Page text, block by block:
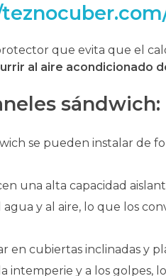
que evita que el
al aire acondicionado
sándwich:
se pueden instalar de
una alta capacidad
agua y al aire, lo que los
en cubiertas inclinadas y
intemperie y a los golpes,